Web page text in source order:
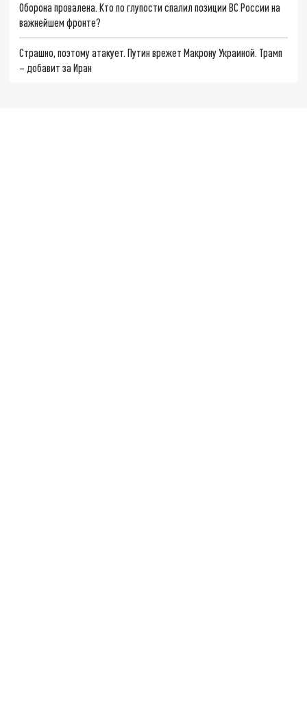
Оборона провалена. Кто по глупости спалил позиции ВС России на
важнейшем фронте?
Страшно, поэтому атакует. Путин врежет Макрону Украиной. Трамп
– добавит за Иран